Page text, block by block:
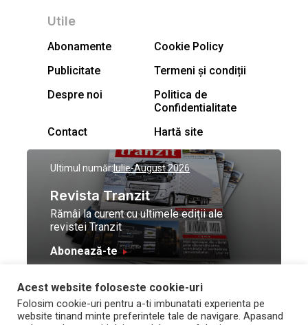
Utile
Abonamente
Cookie Policy
Publicitate
Termeni și condiții
Despre noi
Politica de
Confidentialitate
Contact
Hartă site
Ultimul număr:Iulie-August 2026
Revista Tranzit
Rămâi la curent cu ultimele ediții ale
revistei Tranzit
Abonează-te
© Toate drepturile
rezervate Trafic Media
2026
Design by
and development byNeo
Vision Technologies
Acest website foloseste cookie-uri
Folosim cookie-uri pentru a-ti imbunatati experienta pe
website tinand minte preferintele tale de navigare. Apasand